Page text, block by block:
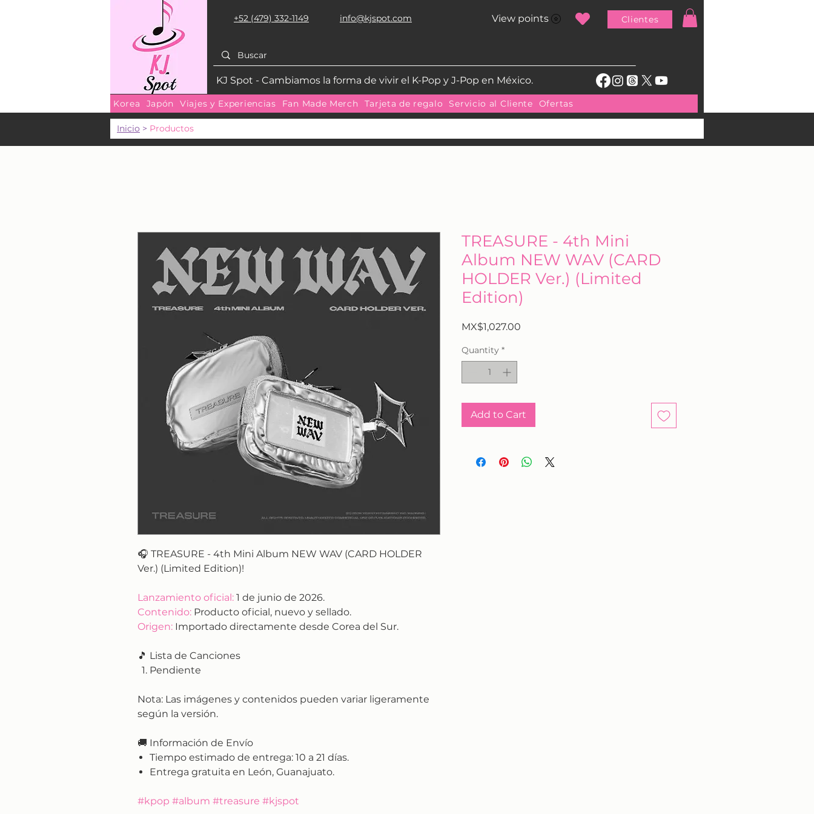
+52 (479) 332-1149 info@kjspot.com View points Clientes
KJ Spot - Cambiamos la forma de vivir el K-Pop y J-Pop en México.
Korea Japón Viajes y Experiencias Fan Made Merch Tarjeta de regalo Servicio al Cliente Ofertas
Inicio > Productos
🎧 TREASURE - 4th Mini Album NEW WAV (CARD HOLDER
Ver.) (Limited Edition)!
Lanzamiento oficial: 1 de junio de 2026.
Contenido: Producto oficial, nuevo y sellado.
Origen: Importado directamente desde Corea del Sur.
🎵 Lista de Canciones
Pendiente
Nota: Las imágenes y contenidos pueden variar ligeramente
según la versión.
🚚 Información de Envío
Tiempo estimado de entrega: 10 a 21 días.
Entrega gratuita en León, Guanajuato.
#kpop #album #treasure #kjspot
TREASURE - 4th Mini
Album NEW WAV (CARD
HOLDER Ver.) (Limited
Edition)
MX$1,027.00
Quantity *
Add to Cart